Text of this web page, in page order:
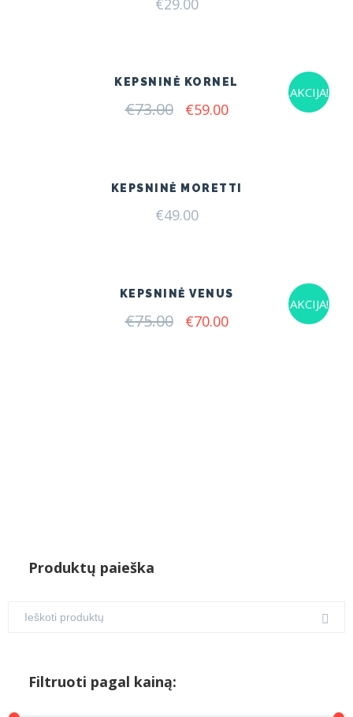
AKCIJA!
KEPSNINĖ KORNEL
€73.00 Original
€59.00Current
KEPSNINĖ MORETTI
€49.00
AKCIJA!
KEPSNINĖ VENUS
€75.00 Original
€70.00Current
Produktų paieška
Filtruoti pagal kainą: